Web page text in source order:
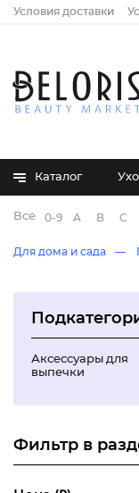
Условия доставки
Каталог
Все бренды
0-9 A B C
Для дома и сада
Аксессуары для
выпечки
Фильтр в